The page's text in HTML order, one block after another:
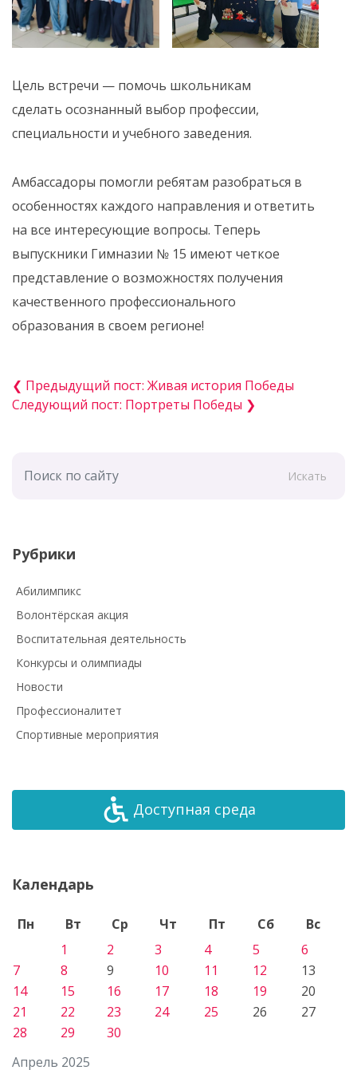
Цель встречи — помочь школьникам
сделать осознанный выбор профессии,
специальности и учебного заведения.
Амбассадоры помогли ребятам разобраться в
особенностях каждого направления и ответить
на все интересующие вопросы. Теперь
выпускники Гимназии № 15 имеют четкое
представление о возможностях получения
качественного профессионального
образования в своем регионе!
❮ Предыдущий пост: Живая история Победы
Следующий пост: ️Портреты Победы ❯
Искать
Рубрики
Абилимпикс
Волонтёрская акция
Воспитательная деятельность
Конкурсы и олимпиады
Новости
Профессионалитет
Спортивные мероприятия
Доступная среда
Календарь
Апрель 2025
Пн Вт Ср Чт Пт Сб
Вс
1
2 3 4 5
6
7
8 9 10 11 12
13
14
15 16 17 18 19
20
21
22 23 24 25 26
27
28
29 30